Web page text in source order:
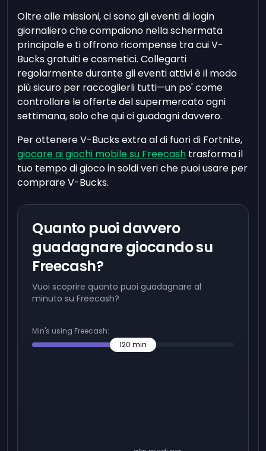
Oltre alle missioni, ci sono gli eventi di login
giornaliero che compaiono nella schermata
principale e ti offrono ricompense tra cui V-
Bucks gratuiti e cosmetici. Collegarti
regolarmente durante gli eventi attivi è il modo
più sicuro per raccoglierli tutti—un po' come
controllare le offerte del supermercato ogni
settimana, solo che qui ci guadagni davvero.
Per ottenere V-Bucks extra al di fuori di Fortnite,
giocare ai giochi mobile su Freecash trasforma il
tuo tempo di gioco in soldi veri che puoi usare per
comprare V-Bucks.
Quanto puoi davvero
guadagnare giocando su
Freecash?
Vuoi scoprire quanto puoi guadagnare al
minuto su Freecash?
Min's using Freecash:
120 min